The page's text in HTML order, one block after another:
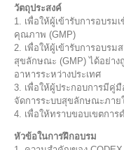
วัตถุประสงค์
1. เพื่อให้ผู้เข้ารับการอบรม
คุณภาพ (GMP)
2. เพื่อให้ผู้เข้ารับการอบร
สุขลักษณะ (GMP) ได้อย่าง
อาหารระหว่างประเทศ
3. เพื่อให้ผู้ประกอบการมีคู่
จัดการระบบสุขลักษณะภาย
4. เพื่อให้ทราบขอบเขตกา